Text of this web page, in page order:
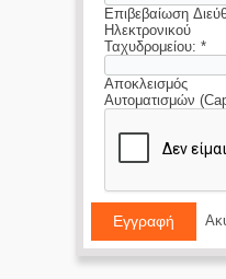
Επιβεβαίωση
Ηλεκτρονικού
Ταχυδρομείου: *
Αποκλεισμός
Αυτοματισμών
Εγγραφή